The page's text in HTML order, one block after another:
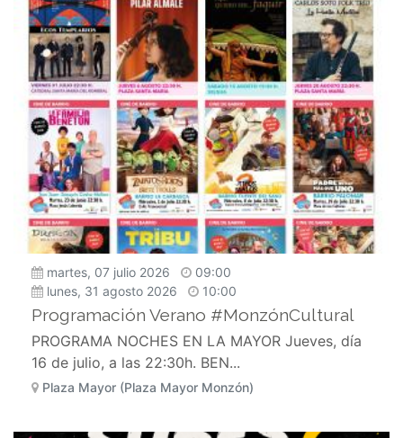
martes, 07 julio 2026
09:00
lunes, 31 agosto 2026
10:00
Programación Verano #MonzónCultural
PROGRAMA NOCHES EN LA MAYOR Jueves, día
16 de julio, a las 22:30h. BEN...
Plaza Mayor (Plaza Mayor Monzón)